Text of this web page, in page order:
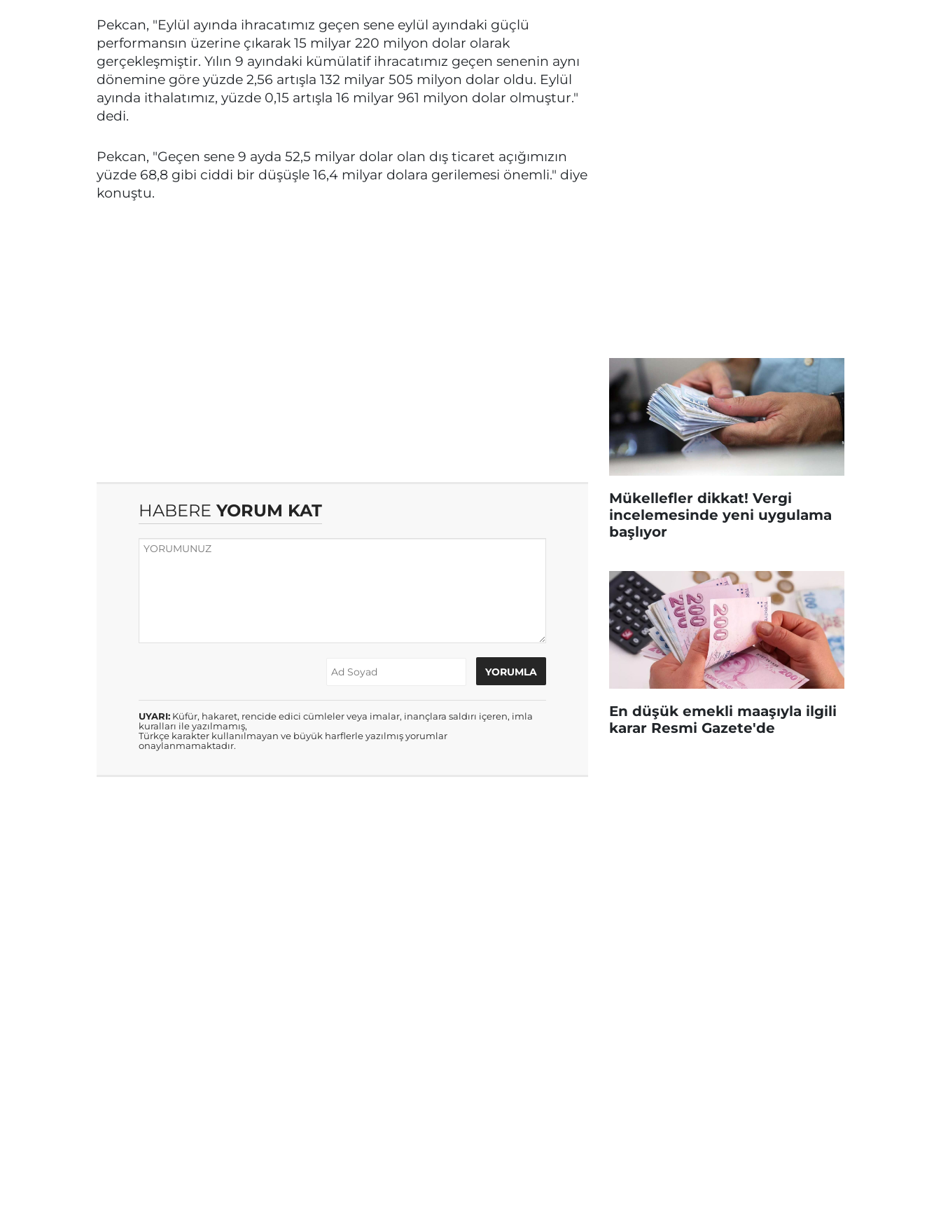
Pekcan, "Eylül ayında ihracatımız geçen sene eylül ayındaki güçlü
performansın üzerine çıkarak 15 milyar 220 milyon dolar olarak
gerçekleşmiştir. Yılın 9 ayındaki kümülatif ihracatımız geçen senenin aynı
dönemine göre yüzde 2,56 artışla 132 milyar 505 milyon dolar oldu. Eylül
ayında ithalatımız, yüzde 0,15 artışla 16 milyar 961 milyon dolar olmuştur."
dedi.
Pekcan, "Geçen sene 9 ayda 52,5 milyar dolar olan dış ticaret açığımızın
yüzde 68,8 gibi ciddi bir düşüşle 16,4 milyar dolara gerilemesi önemli." diye
konuştu.
HABERE YORUM KAT
UYARI: Küfür, hakaret, rencide edici cümleler veya imalar, inançlara saldırı içeren, imla
kuralları ile yazılmamış,
Türkçe karakter kullanılmayan ve büyük harflerle yazılmış yorumlar
onaylanmamaktadır.
Mükellefler dikkat! Vergi
incelemesinde yeni uygulama
başlıyor
En düşük emekli maaşıyla ilgili
karar Resmi Gazete'de